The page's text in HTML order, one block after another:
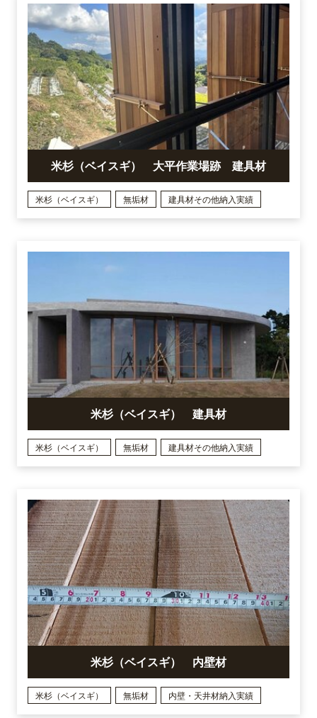
米杉（ベイスギ） 大平作業場跡 建具材
米杉（ベイスギ） 無垢材 建具材その他納入実績
米杉（ベイスギ） 建具材
米杉（ベイスギ） 無垢材 建具材その他納入実績
米杉（ベイスギ） 内壁材
米杉（ベイスギ） 無垢材 内壁・天井材納入実績